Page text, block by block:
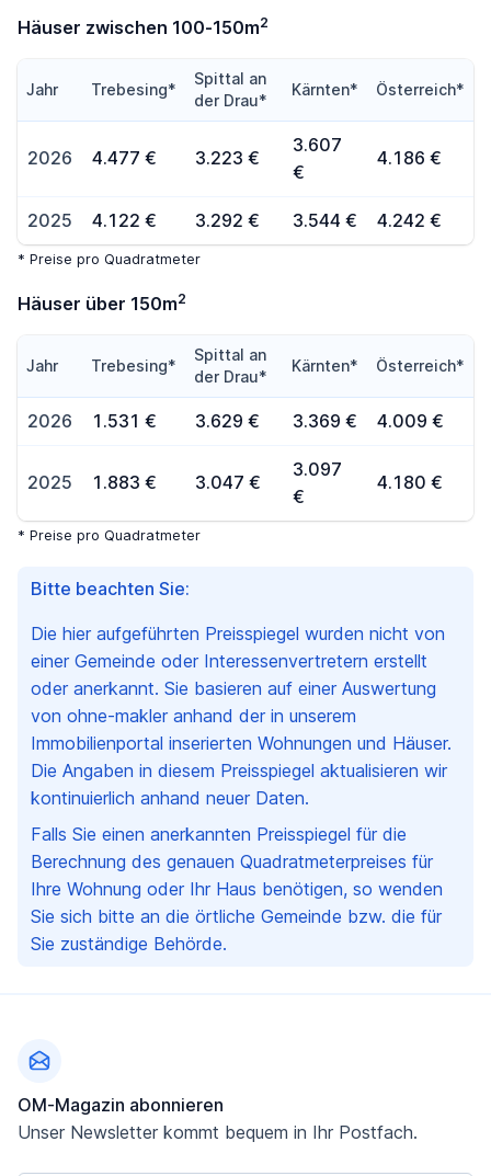
Bitte beachten Sie:
Die hier aufgeführten Preisspiegel wurden nicht von
einer Gemeinde oder Interessenvertretern erstellt
oder anerkannt. Sie basieren auf einer Auswertung
von ohne-makler anhand der in unserem
Immobilienportal inserierten Wohnungen und Häuser.
Die Angaben in diesem Preisspiegel aktualisieren wir
kontinuierlich anhand neuer Daten.
Falls Sie einen anerkannten Preisspiegel für die
Berechnung des genauen Quadratmeterpreises für
Ihre Wohnung oder Ihr Haus benötigen, so wenden
Sie sich bitte an die örtliche Gemeinde bzw. die für
Sie zuständige Behörde.
Häuser zwischen 100-150m2
Jahr Trebesing*
Spittal an
der Drau*
Kärnten* Österreich*
2026 4.477 € 3.223 €
3.607
€
4.186 €
2025 4.122 € 3.292 € 3.544 € 4.242 €
* Preise pro Quadratmeter
Häuser über 150m2
Jahr Trebesing*
Spittal an
der Drau*
Kärnten* Österreich*
2026 1.531 € 3.629 € 3.369 € 4.009 €
2025 1.883 € 3.047 €
3.097
€
4.180 €
* Preise pro Quadratmeter
OM-Magazin abonnieren
Unser Newsletter kommt bequem in Ihr Postfach.